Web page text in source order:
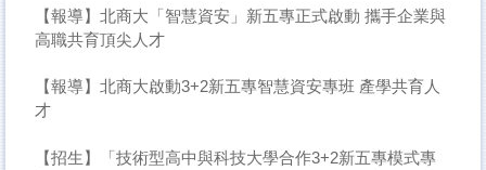
【報導】北商大「智慧資安」新五專正式啟動 攜手企業與
高職共育頂尖人才
【報導】北商大啟動3+2新五專智慧資安專班 產學共育人
才
【招生】「技術型高中與科技大學合作3+2新五專模式專